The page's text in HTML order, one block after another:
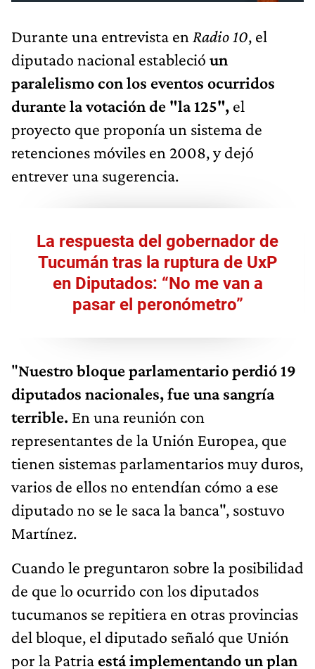
Durante una entrevista en Radio 10, el
diputado nacional estableció un
paralelismo con los eventos ocurridos
durante la votación de "la 125", el
proyecto que proponía un sistema de
retenciones móviles en 2008, y dejó
entrever una sugerencia.
La respuesta del gobernador de
Tucumán tras la ruptura de UxP
en Diputados: “No me van a
pasar el peronómetro”
"Nuestro bloque parlamentario perdió 19
diputados nacionales, fue una sangría
terrible. En una reunión con
representantes de la Unión Europea, que
tienen sistemas parlamentarios muy duros,
varios de ellos no entendían cómo a ese
diputado no se le saca la banca", sostuvo
Martínez.
Cuando le preguntaron sobre la posibilidad
de que lo ocurrido con los diputados
tucumanos se repitiera en otras provincias
del bloque, el diputado señaló que Unión
por la Patria está implementando un plan